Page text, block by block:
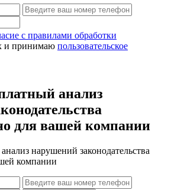
с правилами обработки
и принимаю пользовательское
анализ
для вашей компании
нарушений законодательства
компании